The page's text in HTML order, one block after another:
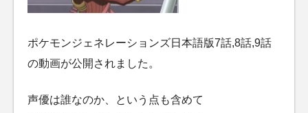
ポケモンジェネレーションズ日本語版7話,8話,9話
の動画が公開されました。
声優は誰なのか、という点も含めて